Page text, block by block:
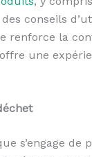
conseils
renforce la
une
échet
s’engage de